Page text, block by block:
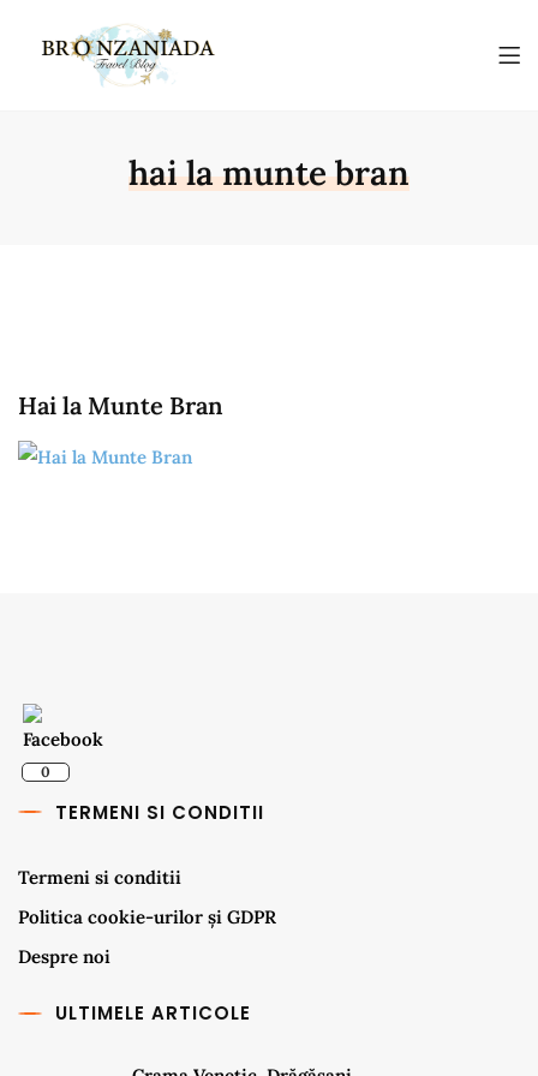
hai la munte bran
Hai la Munte Bran
0
TERMENI SI CONDITII
Termeni si conditii
Politica cookie-urilor și GDPR
Despre noi
ULTIMELE ARTICOLE